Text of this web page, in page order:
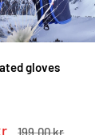
gloves
Regular
199.00 kr